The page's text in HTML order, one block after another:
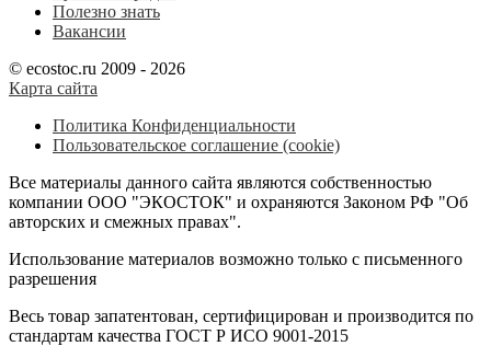
Полезно знать
Вакансии
© ecostoc.ru 2009 - 2026
Карта сайта
Политика Конфиденциальности
Пользовательское соглашение (cookie)
Все материалы данного сайта являются собственностью
компании ООО "ЭКОСТОК" и охраняются Законом РФ "Об
авторских и смежных правах".
Использование материалов возможно только с письменного
разрешения
Весь товар запатентован, сертифицирован и производится по
стандартам качества ГОСТ Р ИСО 9001-2015